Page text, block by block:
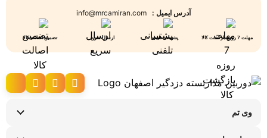
آدرس ایمیل :
مهلت 7 روزه بازگشت کالا پشتیبانی تلفنی ارسال سریع تضمین اصالت کالا
وی تم